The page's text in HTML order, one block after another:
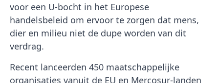
voor een U-bocht in het Europese
handelsbeleid om ervoor te zorgen dat mens,
dier en milieu niet de dupe worden van dit
verdrag.
Recent lanceerden 450 maatschappelijke
organisaties vanuit de EU en Mercosur-landen